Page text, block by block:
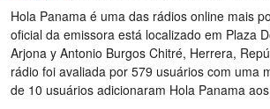
Hola Panama é uma das rádios online mais
oficial da emissora está localizado em Plaza
Arjona y Antonio Burgos Chitré, Herrera,
rádio foi avaliada por 579 usuários com uma
de 10 usuários adicionaram Hola Panama